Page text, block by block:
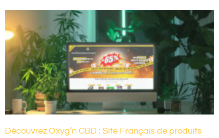
Découvrez Oxyg’n CBD : Site Français de produits